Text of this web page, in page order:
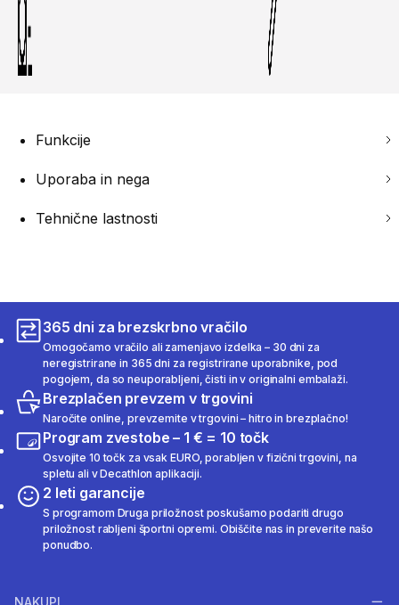
Funkcije
Uporaba in nega
Tehnične lastnosti
365 dni za brezskrbno vračilo
Omogočamo vračilo ali zamenjavo izdelka – 30 dni za
neregistrirane in 365 dni za registrirane uporabnike, pod
pogojem, da so neuporabljeni, čisti in v originalni embalaži.
Brezplačen prevzem v trgovini
Naročite online, prevzemite v trgovini – hitro in brezplačno!
Program zvestobe – 1 € = 10 točk
Osvojite 10 točk za vsak EURO, porabljen v fizični trgovini, na
spletu ali v Decathlon aplikaciji.
2 leti garancije
S programom Druga priložnost poskušamo podariti drugo
priložnost rabljeni športni opremi. Obiščite nas in preverite našo
ponudbo.
NAKUPI